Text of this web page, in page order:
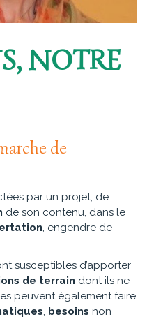
NOTRE
de
par un projet, de
de son contenu, dans le
, engendre de
susceptibles d’apporter
de terrain dont ils ne
peuvent également faire
, besoins non